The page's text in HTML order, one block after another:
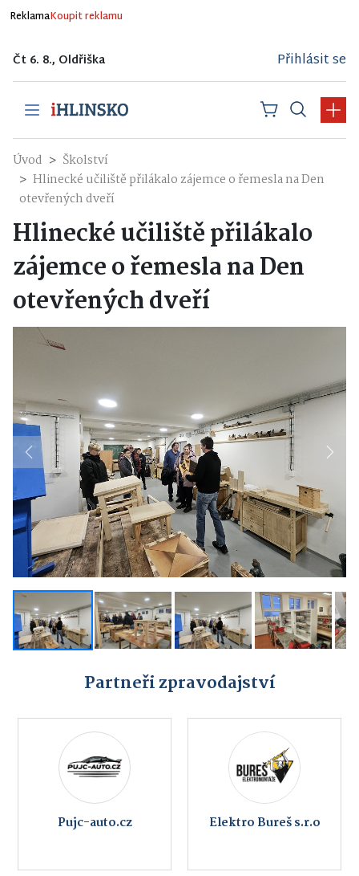
ReklamaKoupit reklamu
Čt 6. 8., Oldřiška Přihlásit se
Úvod
Školství
Hlinecké učiliště přilákalo zájemce o řemesla na Den
otevřených dveří
Hlinecké učiliště přilákalo
zájemce o řemesla na Den
otevřených dveří
Previous Next
Partneři zpravodajství
Pujc-auto.cz Elektro Bureš s.r.o